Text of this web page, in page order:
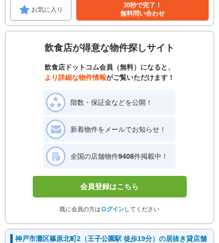
お気に入り
30秒で完了！
無料問い合わせ
飲食店が得意な物件探しサイト
飲食店ドットコム会員（無料）になると、
より詳細な物件情報がご覧いただけます！
階数・保証金などを公開！
新着物件をメールでお知らせ！
全国の店舗物件9408件掲載中！
会員登録はこちら
既に会員の方は ログインしてください
神戸市灘区篠原北町2（王子公園駅 徒歩19分）の居抜き貸店舗